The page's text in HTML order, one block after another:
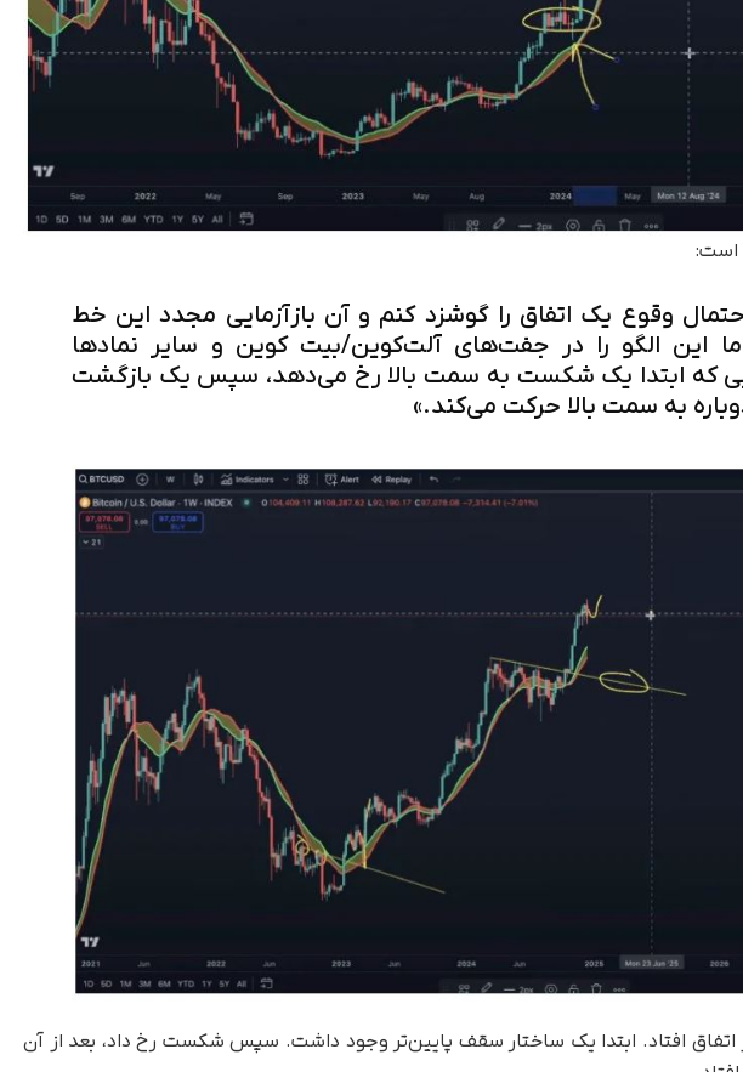
است:
وقوع یک اتفاق را گوشزد کنم و آن بازآزمایی مجدد این خط
این الگو را در جفت‌های آلت‌کوین/بیت کوین و سایر نمادها
که ابتدا یک شکست به سمت بالا رخ می‌دهد، سپس یک بازگشت
به سمت بالا حرکت می‌کند.»
اتفاق افتاد. ابتدا یک ساختار سقف پایین‌تر وجود داشت. سپس شکست رخ داد، بعد از آن